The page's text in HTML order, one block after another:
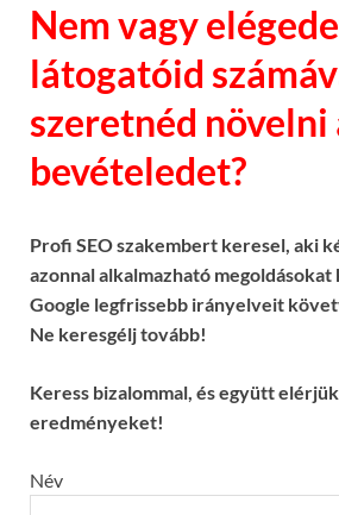
Nem vagy
látogatóid
szeretnéd növelni
bevételedet?
Profi SEO szakembert keresel, aki
azonnal alkalmazható megoldásokat
Google legfrissebb irányelveit
Ne keresgélj tovább!
Keress bizalommal, és együtt
eredményeket!
Név